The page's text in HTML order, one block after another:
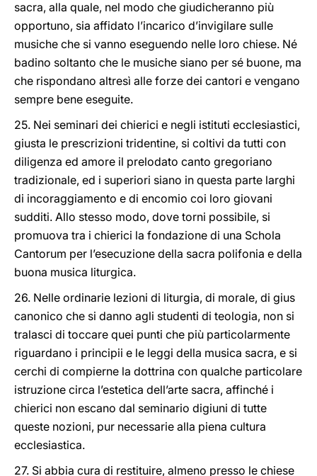
sacra, alla quale, nel modo che giudicheranno più
opportuno, sia affidato l’incarico d’invigilare sulle
musiche che si vanno eseguendo nelle loro chiese. Né
badino soltanto che le musiche siano per sé buone, ma
che rispondano altresì alle forze dei cantori e vengano
sempre bene eseguite.
25. Nei seminari dei chierici e negli istituti ecclesiastici,
giusta le prescrizioni tridentine, si coltivi da tutti con
diligenza ed amore il prelodato canto gregoriano
tradizionale, ed i superiori siano in questa parte larghi
di incoraggiamento e di encomio coi loro giovani
sudditi. Allo stesso modo, dove torni possibile, si
promuova tra i chierici la fondazione di una Schola
Cantorum per l’esecuzione della sacra polifonia e della
buona musica liturgica.
26. Nelle ordinarie lezioni di liturgia, di morale, di gius
canonico che si danno agli studenti di teologia, non si
tralasci di toccare quei punti che più particolarmente
riguardano i principii e le leggi della musica sacra, e si
cerchi di compierne la dottrina con qualche particolare
istruzione circa l’estetica dell’arte sacra, affinché i
chierici non escano dal seminario digiuni di tutte
queste nozioni, pur necessarie alla piena cultura
ecclesiastica.
27. Si abbia cura di restituire, almeno presso le chiese